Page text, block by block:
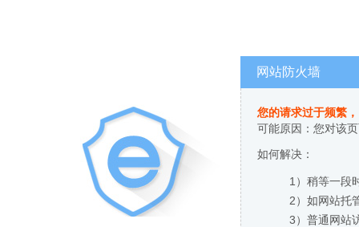
网站防火墙
您的请求过于频繁
可能原因：您对该
如何解决：
1）稍等一段
2）如网站托
3）普通网站